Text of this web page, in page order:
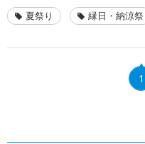
夏祭り 縁日・納涼祭
1